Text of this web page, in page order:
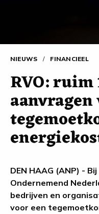
NIEUWS / FINANCIEEL
RVO: ruim
DEN HAAG (ANP) -
Ondernemend
bedrijven en
voor een